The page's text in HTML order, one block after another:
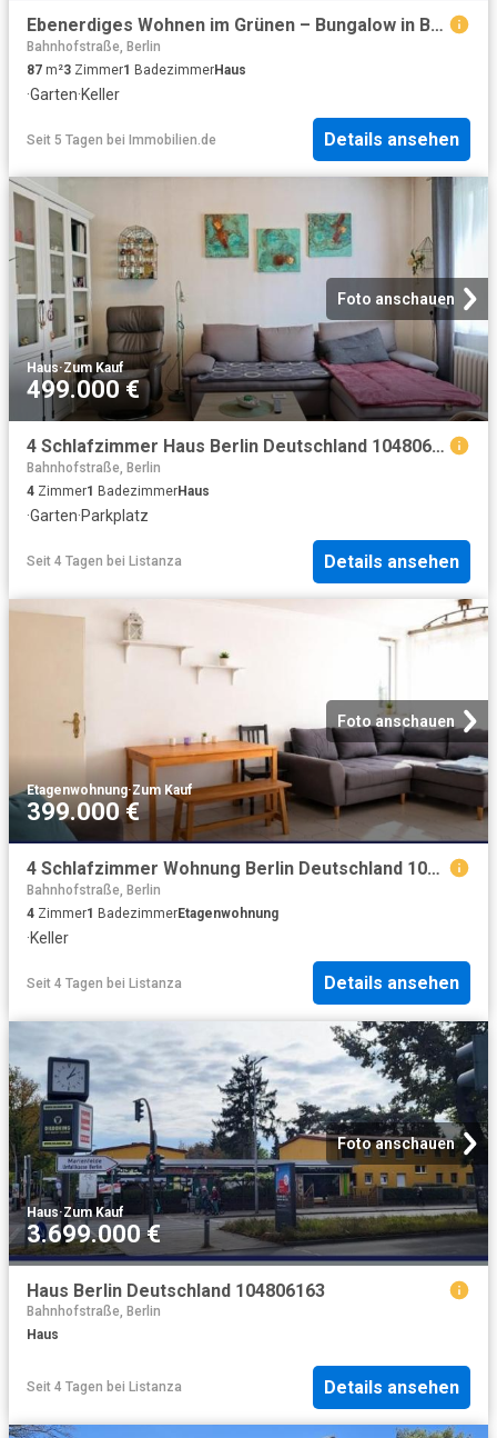
Ebenerdiges Wohnen im Grünen – Bungalow in Buckow
Bahnhofstraße, Berlin
87 m²3 Zimmer1 BadezimmerHaus
·Garten·Keller
Seit 5 Tagen bei Immobilien.de Details ansehen
Foto anschauen
Haus·Zum Kauf
499.000 €
4 Schlafzimmer Haus Berlin Deutschland 104806215
Bahnhofstraße, Berlin
4 Zimmer1 BadezimmerHaus
·Garten·Parkplatz
Seit 4 Tagen bei Listanza Details ansehen
Foto anschauen
Etagenwohnung·Zum Kauf
399.000 €
4 Schlafzimmer Wohnung Berlin Deutschland 104806166
Bahnhofstraße, Berlin
4 Zimmer1 BadezimmerEtagenwohnung
·Keller
Seit 4 Tagen bei Listanza Details ansehen
Foto anschauen
Haus·Zum Kauf
3.699.000 €
Haus Berlin Deutschland 104806163
Bahnhofstraße, Berlin
Haus
Seit 4 Tagen bei Listanza Details ansehen